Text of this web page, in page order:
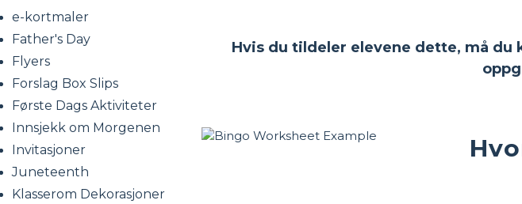
e-kortmaler
Father's Day
Flyers
Forslag Box Slips
Første Dags Aktiviteter
Innsjekk om Morgenen
Invitasjoner
Juneteenth
Klasserom Dekorasjoner
Hvis du tildeler elevene dette, må